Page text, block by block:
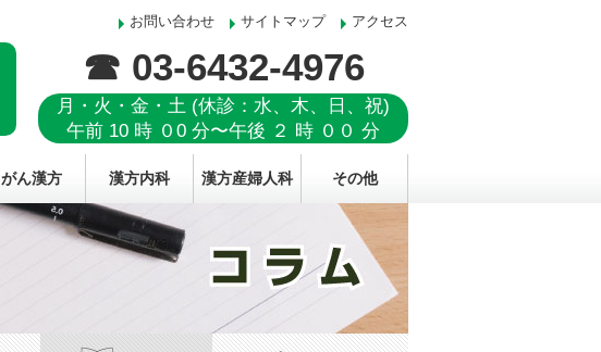
お問い合わせ サイトマップ アクセス
☎ 03-6432-4976
月・火・金・土 (休診：水、木、日、祝)
午前 10 時 ０0 分〜午後 ２ 時 ００ 分
がん漢方 漢方内科 漢方産婦人科 その他